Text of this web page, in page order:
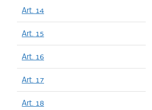
Art. 14
Art. 15
Art. 16
Art. 17
Art. 18